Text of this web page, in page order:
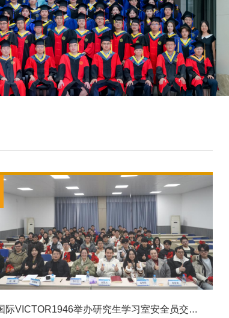
四届湘·港两地老员工科技文化交流营顺利举办
伟德国际VICTOR1946举办研究生学习室安全员交流会